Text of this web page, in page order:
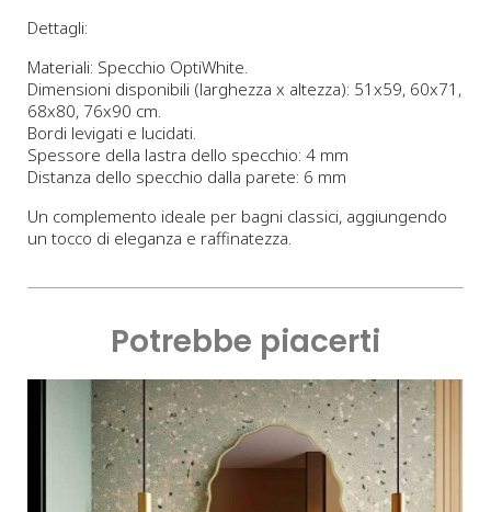
Dettagli:
Materiali: Specchio OptiWhite.
Dimensioni disponibili (larghezza x altezza): 51x59, 60x71,
68x80, 76x90 cm.
Bordi levigati e lucidati.
Spessore della lastra dello specchio: 4 mm
Distanza dello specchio dalla parete: 6 mm
Un complemento ideale per bagni classici, aggiungendo
un tocco di eleganza e raffinatezza.
Potrebbe piacerti